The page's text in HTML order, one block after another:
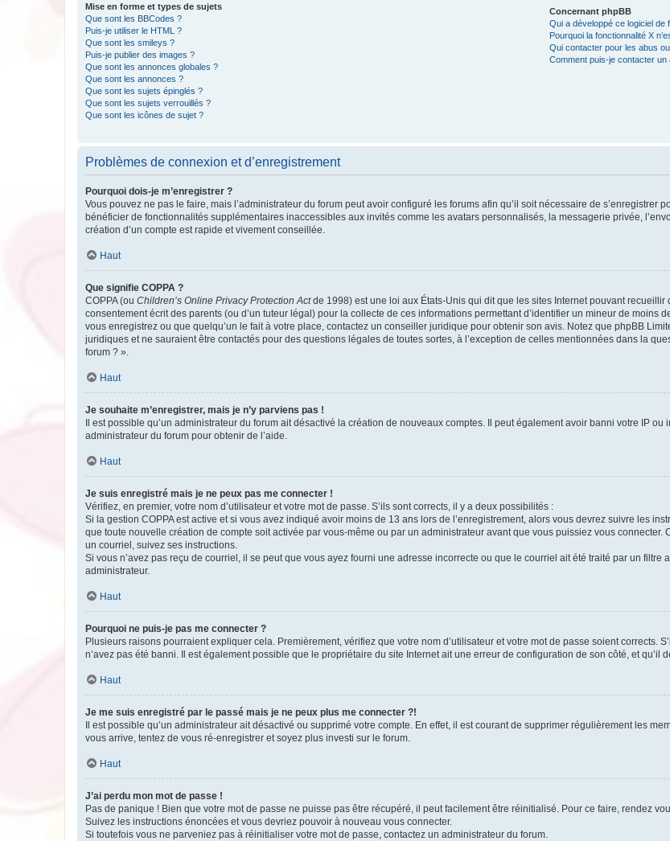
Mise en forme et types de sujets
Que sont les BBCodes ?
Puis-je utiliser le HTML ?
Que sont les smileys ?
Puis-je publier des images ?
Que sont les annonces globales ?
Que sont les annonces ?
Que sont les sujets épinglés ?
Que sont les sujets verrouillés ?
Que sont les icônes de sujet ?
Concernant phpBB
Qui a développé ce logiciel de
Pourquoi la fonctionnalité X
Qui contacter pour les abus
Comment puis-je contacter
Problèmes de connexion et d’enregistrement
Pourquoi dois-je m’enregistrer ?
Vous pouvez ne pas le faire, mais l’administrateur du forum peut avoir configuré les forums afin qu’il soit nécessaire de s’enregistrer
bénéficier de fonctionnalités supplémentaires inaccessibles aux invités comme les avatars personnalisés, la messagerie privée,
création d’un compte est rapide et vivement conseillée.
Haut
Que signifie COPPA ?
COPPA (ou Children’s Online Privacy Protection Actde 1998) est une loi aux États-Unis qui dit que les sites Internet pouvant
consentement écrit des parents (ou d’un tuteur légal) pour la collecte de ces informations permettant d’identifier un mineur de moins
vous enregistrez ou que quelqu’un le fait à votre place, contactez un conseiller juridique pour obtenir son avis. Notez que phpBB
juridiques et ne sauraient être contactés pour des questions légales de toutes sortes, à l’exception de celles mentionnées dans la
forum ? ».
Haut
Je souhaite m’enregistrer, mais je n’y parviens pas !
Il est possible qu’un administrateur du forum ait désactivé la création de nouveaux comptes. Il peut également avoir banni votre IP
administrateur du forum pour obtenir de l’aide.
Haut
Je suis enregistré mais je ne peux pas me connecter !
Vérifiez, en premier, votre nom d’utilisateur et votre mot de passe. S’ils sont corrects, il y a deux possibilités :
Si la gestion COPPA est active et si vous avez indiqué avoir moins de 13 ans lors de l’enregistrement, alors vous devrez suivre les
que toute nouvelle création de compte soit activée par vous-même ou par un administrateur avant que vous puissiez vous connecter.
un courriel, suivez ses instructions.
Si vous n’avez pas reçu de courriel, il se peut que vous ayez fourni une adresse incorrecte ou que le courriel ait été traité par un filtre
administrateur.
Haut
Pourquoi ne puis-je pas me connecter ?
Plusieurs raisons pourraient expliquer cela. Premièrement, vérifiez que votre nom d’utilisateur et votre mot de passe soient corrects.
n’avez pas été banni. Il est également possible que le propriétaire du site Internet ait une erreur de configuration de son côté, et qu’il
Haut
Je me suis enregistré par le passé mais je ne peux plus me connecter ?!
Il est possible qu’un administrateur ait désactivé ou supprimé votre compte. En effet, il est courant de supprimer régulièrement les
vous arrive, tentez de vous ré-enregistrer et soyez plus investi sur le forum.
Haut
J’ai perdu mon mot de passe !
Pas de panique ! Bien que votre mot de passe ne puisse pas être récupéré, il peut facilement être réinitialisé. Pour ce faire, rendez
Suivez les instructions énoncées et vous devriez pouvoir à nouveau vous connecter.
Si toutefois vous ne parveniez pas à réinitialiser votre mot de passe, contactez un administrateur du forum.